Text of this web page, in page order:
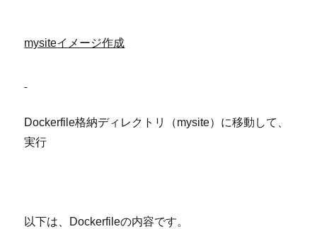
mysiteイメージ作成
Dockerfile格納ディレクトリ（mysite）に移動して、
実行
以下は、Dockerfileの内容です。